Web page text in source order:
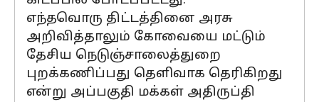
எந்தவொரு திட்டத்தினை அரசு
அறிவித்தாலும் கோவையை மட்டும்
தேசிய நெடுஞ்சாலைத்துறை
புறக்கணிப்பது தெளிவாக தெரிகிறது
என்று அப்பகுதி மக்கள் அதிருப்தி